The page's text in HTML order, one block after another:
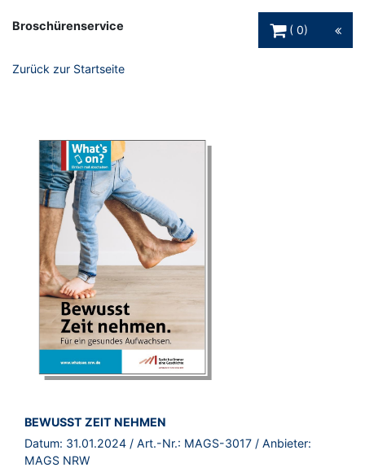
Broschürenservice
0
Zurück zur Startseite
BROSCHÜRE:
BEWUSST ZEIT NEHMEN
Datum: 31.01.2024 / Art.-Nr.: MAGS-3017 / Anbieter:
MAGS NRW